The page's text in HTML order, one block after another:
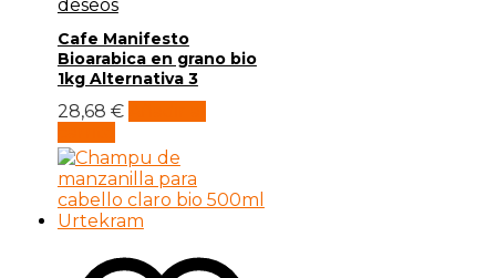
deseos
Cafe Manifesto
Bioarabica en grano bio
1kg Alternativa 3
28,68 €